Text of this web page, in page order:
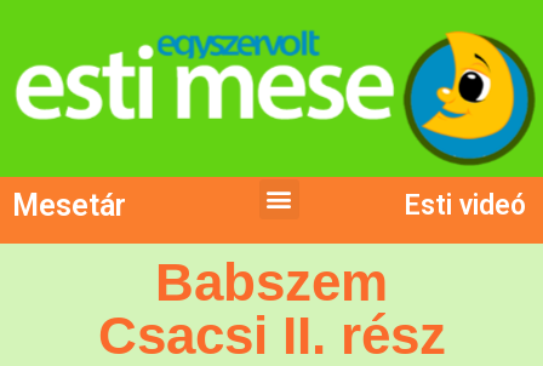
Mesetár Esti videó
Babszem
Csacsi II. rész